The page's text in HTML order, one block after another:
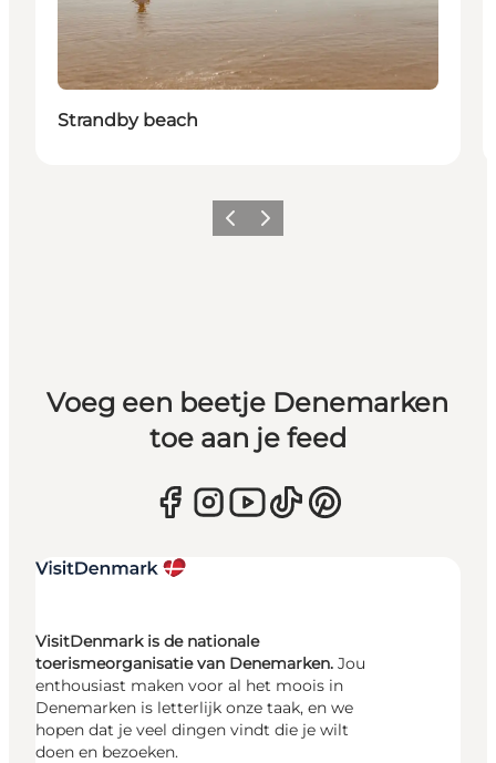
Strandby beach
Vorige Volgende
Voeg een beetje Denemarken
toe aan je feed
VisitDenmark is de nationale
toerismeorganisatie van Denemarken. Jou
enthousiast maken voor al het moois in
Denemarken is letterlijk onze taak, en we
hopen dat je veel dingen vindt die je wilt
doen en bezoeken.